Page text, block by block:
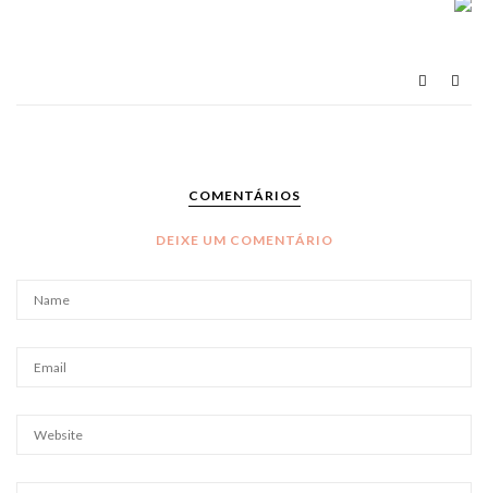
COMENTÁRIOS
DEIXE UM COMENTÁRIO